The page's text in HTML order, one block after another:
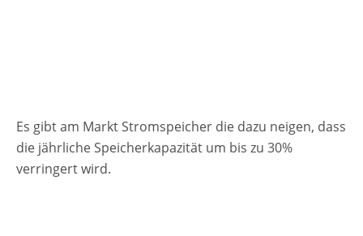
Es gibt am Markt Stromspeicher die dazu neigen, dass
die jährliche Speicherkapazität um bis zu 30%
verringert wird.